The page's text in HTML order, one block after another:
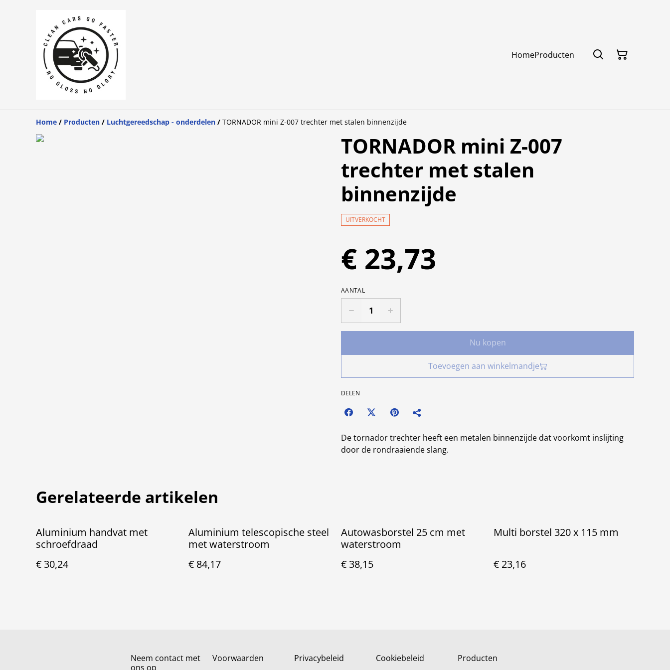
HomeProducten
Home / Producten / Luchtgereedschap - onderdelen / TORNADOR mini Z-007 trechter met stalen binnenzijde
TORNADOR mini Z-007
trechter met stalen
binnenzijde
UITVERKOCHT
€ 23,73
AANTAL
Nu kopen
Toevoegen aan winkelmandje
DELEN
De tornador trechter heeft een metalen binnenzijde dat voorkomt inslijting
door de rondraaiende slang.
Gerelateerde artikelen
Aluminium handvat met
schroefdraad
€ 30,24
Aluminium telescopische steel
met waterstroom
€ 84,17
Autowasborstel 25 cm met
waterstroom
€ 38,15
Multi borstel 320 x 115 mm
€ 23,16
Neem contact met
ons op
Voorwaarden Privacybeleid Cookiebeleid Producten